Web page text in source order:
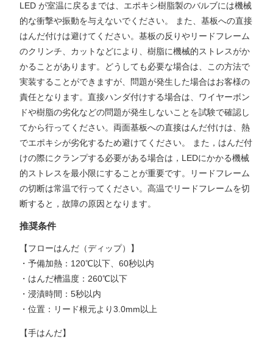
LED が室温に戻るまでは、エポキシ樹脂製のバルブには機械
的な衝撃や振動を与えないでください。 また、基板への直接
はんだ付けは避けてください。基板の反りやリードフレーム
のクリンチ、カットなどにより、樹脂に機械的ストレスがか
かることがあります。どうしても必要な場合は、この方法で
実装することができますが、問題が発生した場合はお客様の
責任となります。直接ハンダ付けする場合は、ワイヤーボン
ドや樹脂の劣化などの問題が発生しないことを試験で確認し
てから行ってください。両面基板への直接はんだ付けは、熱
でエポキシが劣化するため避けてください。 また，はんだ付
けの際にクランプする必要がある場合は，LEDにかかる機械
的ストレスを最小限にすることが重要です。リードフレーム
の切断は常温で行ってください。高温でリードフレームを切
断すると，故障の原因となります。
推奨条件
【フローはんだ（ディップ）】
・予備加熱：120℃以下、60秒以内
・はんだ槽温度：260℃以下
・浸漬時間：5秒以内
・位置：リード根元より3.0mm以上
【手はんだ】